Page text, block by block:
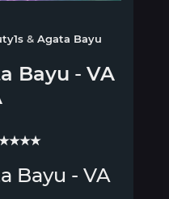
& Agata Bayu
Bayu - VA
Bayu - VA